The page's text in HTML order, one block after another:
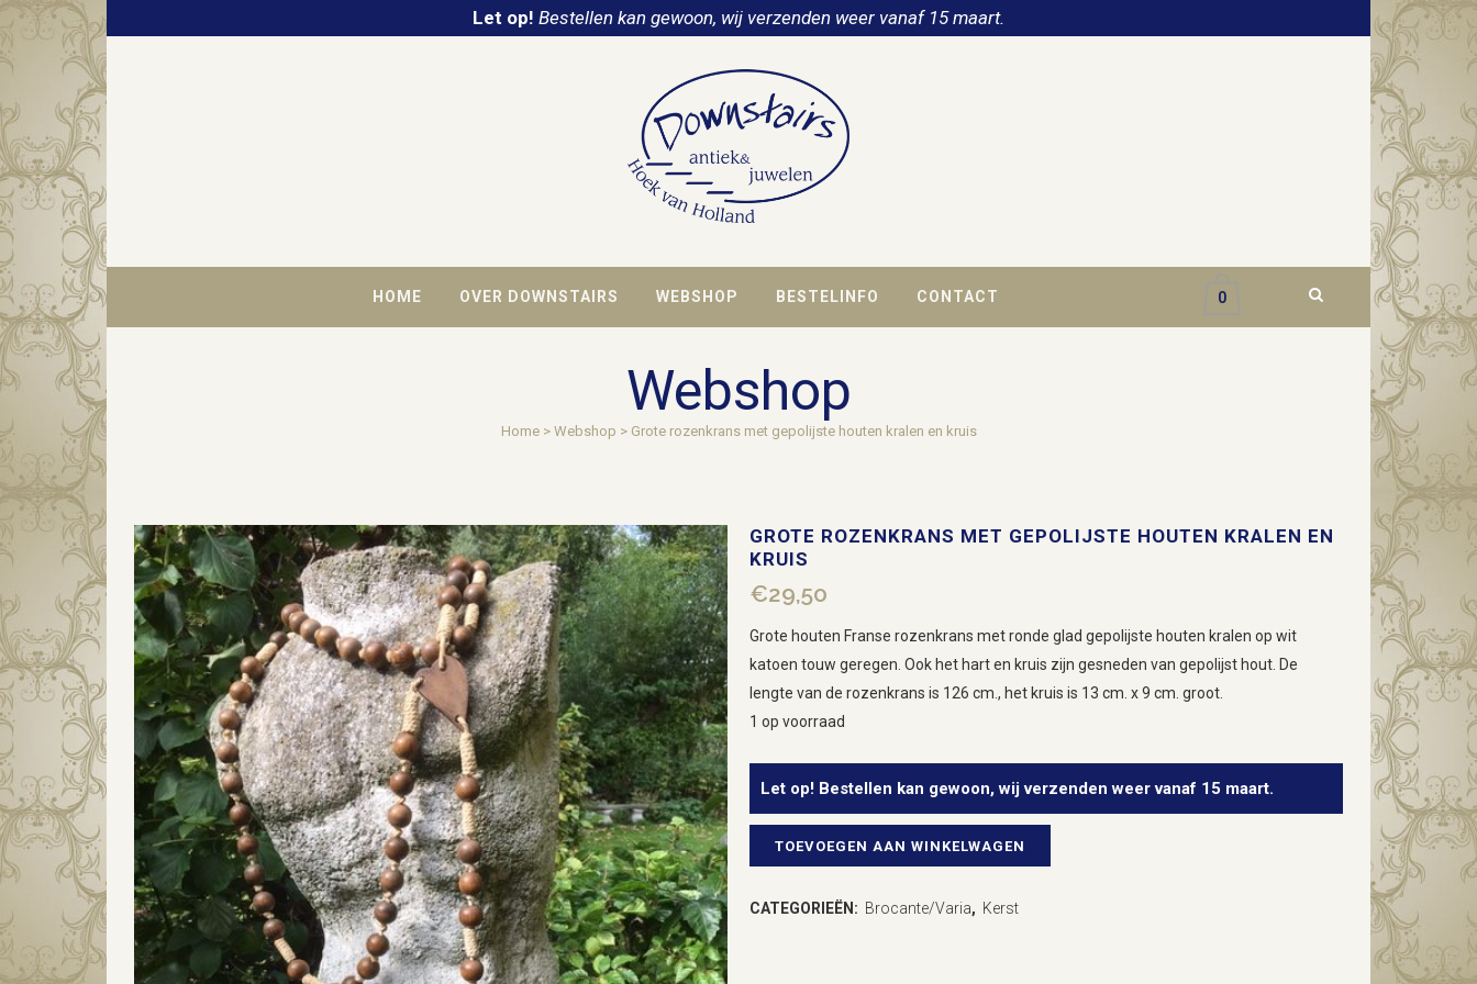
Let op! Bestellen kan gewoon, wij verzenden weer vanaf 15 maart.
HOME OVER DOWNSTAIRS WEBSHOP BESTELINFO CONTACT 0
Webshop
Home> Webshop > Grote rozenkrans met gepolijste houten kralen en kruis
GROTE ROZENKRANS MET GEPOLIJSTE HOUTEN KRALEN EN
KRUIS
€29,50
Grote houten Franse rozenkrans met ronde glad gepolijste houten kralen op wit
katoen touw geregen. Ook het hart en kruis zijn gesneden van gepolijst hout. De
lengte van de rozenkrans is 126 cm., het kruis is 13 cm. x 9 cm. groot.
1 op voorraad
Let op! Bestellen kan gewoon, wij verzenden weer vanaf 15 maart.
GroteTOEVOEGEN AAN WINKELWAGEN
CATEGORIEËN: Brocante/Varia, Kerst